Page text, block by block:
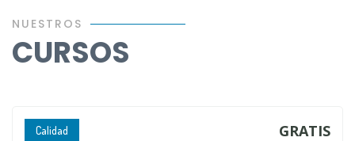
NUESTROS
CURSOS
Calidad GRATIS